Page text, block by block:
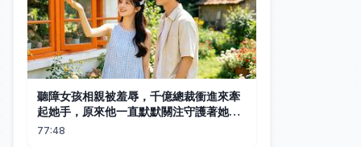
聽障女孩相親被羞辱，千億總裁衝進來牽
起她手，原來他一直默默關注守護著她，
雙向暗戀十年終成正果，如今寵她入骨。
77:48